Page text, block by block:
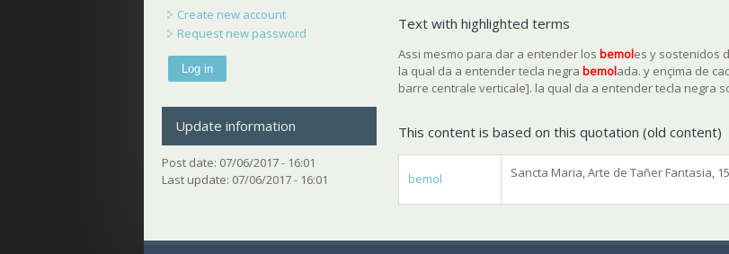
Text with highlighted terms
Assi mesmo para dar a entender losbemoles y sostenidos
la qual da a entender tecla negrabemolada. y ençima de
barre centrale verticale]. la qual da a entender tecla negra
This content is based on this quotation (old content)
bemol Sancta Maria, Arte de Tañer Fantasia,
Create new account
Request new password
Update information
Post date: 07/06/2017 - 16:01
Last update: 07/06/2017 - 16:01